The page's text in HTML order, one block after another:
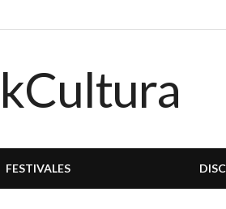
FESTIVALES